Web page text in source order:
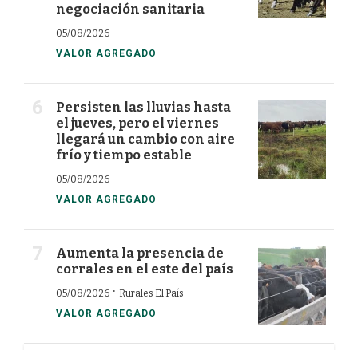
negociación sanitaria
05/08/2026
VALOR AGREGADO
Persisten las lluvias hasta
el jueves, pero el viernes
llegará un cambio con aire
frío y tiempo estable
05/08/2026
VALOR AGREGADO
Aumenta la presencia de
corrales en el este del país
05/08/2026 · Rurales El País
VALOR AGREGADO